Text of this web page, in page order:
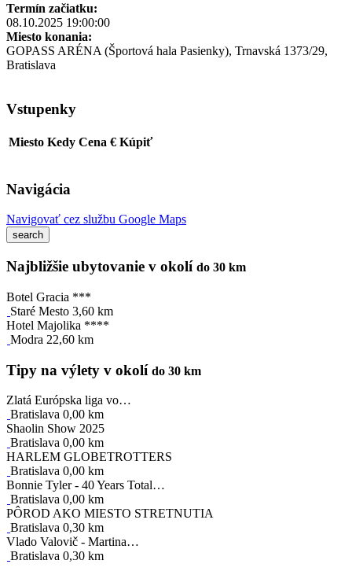
Termín začiatku:
08.10.2025 19:00:00
Miesto konania:
GOPASS ARÉNA (Športová hala Pasienky), Trnavská 1373/29,
Bratislava
Vstupenky
Miesto Kedy Cena € Kúpiť
Navigácia
Navigovať cez službu Google Maps
Najbližšie ubytovanie v okolí do 30 km
Botel Gracia ***
Staré Mesto 3,60 km
Hotel Majolika ****
Modra 22,60 km
Tipy na výlety v okolí do 30 km
Zlatá Európska liga vo…
Bratislava 0,00 km
Shaolin Show 2025
Bratislava 0,00 km
HARLEM GLOBETROTTERS
Bratislava 0,00 km
Bonnie Tyler - 40 Years Total…
Bratislava 0,00 km
PÔROD AKO MIESTO STRETNUTIA
Bratislava 0,30 km
Vlado Valovič - Martina…
Bratislava 0,30 km